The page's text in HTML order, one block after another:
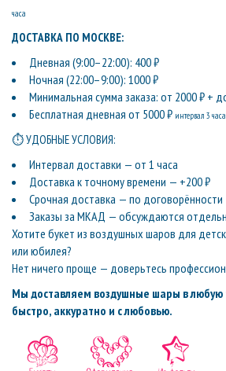
часа
ДОСТАВКА ПО МОСКВЕ:
Дневная (9:00–22:00): 400 ₽
Ночная (22:00–9:00): 1000 ₽
Минимальная сумма заказа: от 2000 ₽ +
Бесплатная дневная от 5000 ₽ интервал 3 часа
⏱ УДОБНЫЕ УСЛОВИЯ:
Интервал доставки — от 1 часа
Доставка к точному времени — +200 ₽
Срочная доставка — по договорённости
Заказы за МКАД — обсуждаются
Хотите букет из воздушных шаров для
или юбилея?
Нет ничего проще — доверьтесь
Мы доставляем воздушные шары в
быстро, аккуратно и с любовью.